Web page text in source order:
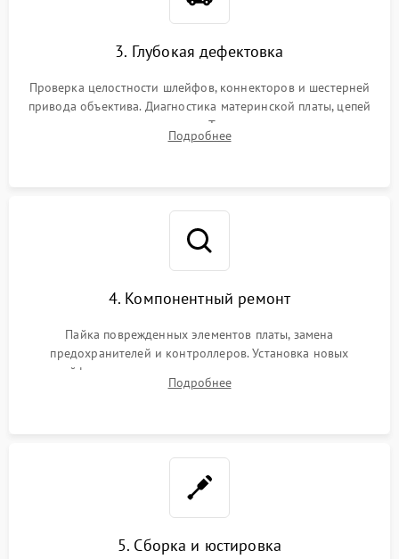
3. Глубокая дефектовка
Проверка целостности шлейфов, коннекторов и шестерней
привода объектива. Диагностика материнской платы, цепей
питания и картоприемника. Тестирование механизма
затвора и блока внутрикамерной стабилизации.
Подробнее
4. Компонентный ремонт
Пайка поврежденных элементов платы, замена
предохранителей и контроллеров. Установка новых
шлейфов, дисплея, механизма затвора или двигателя
автофокуса. Восстановление геометрии тубуса объектива
Подробнее
5. Сборка и юстировка